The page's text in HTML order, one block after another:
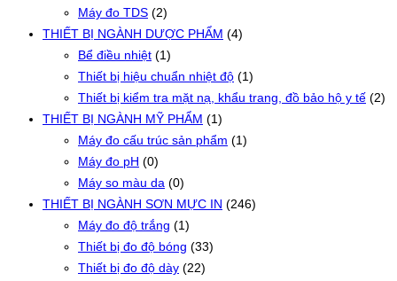
Máy đo TDS (2)
THIẾT BỊ NGÀNH DƯỢC PHẨM (4)
Bể điều nhiệt (1)
Thiết bị hiệu chuẩn nhiệt độ (1)
Thiết bị kiểm tra mặt nạ, khẩu trang, đồ bảo hộ y tế (2)
THIẾT BỊ NGÀNH MỸ PHẨM (1)
Máy đo cấu trúc sản phẩm (1)
Máy đo pH (0)
Máy so màu da (0)
THIẾT BỊ NGÀNH SƠN MỰC IN (246)
Máy đo độ trắng (1)
Thiết bị đo độ bóng (33)
Thiết bị đo độ dày (22)